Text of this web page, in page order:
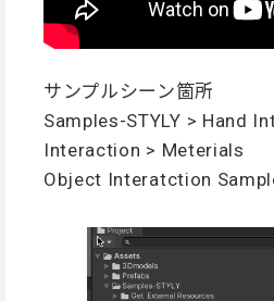
サンプルシーン箇所
Samples-STYLY > Hand
Interaction > Meterials
Object Interatction